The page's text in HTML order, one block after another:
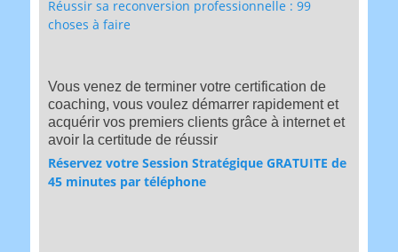
Réussir sa reconversion professionnelle : 99
choses à faire
Vous venez de terminer votre certification de
coaching, vous voulez démarrer rapidement et
acquérir vos premiers clients grâce à internet et
avoir la certitude de réussir
Réservez votre Session Stratégique GRATUITE de
45 minutes par téléphone